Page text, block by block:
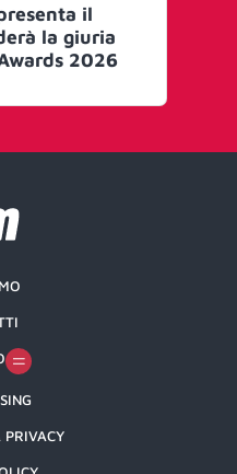
il
la giuria
2026
PRIVACY